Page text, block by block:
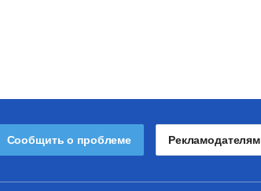
Сообщить о проблеме Рекламодателям